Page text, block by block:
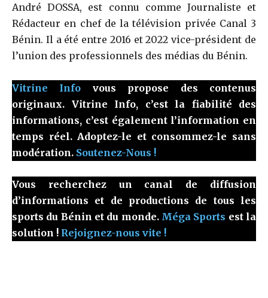
André DOSSA, est connu comme Journaliste et
Rédacteur en chef de la télévision privée Canal 3
Bénin. Il a été entre 2016 et 2022 vice-président de
l’union des professionnels des médias du Bénin.
Vitrine Info vous propose des contenus
originaux. Vitrine Info, c’est la fiabilité des
informations, c’est également l’information en
temps réel. Adoptez-le et consommez-le sans
modération. Soutenez-Nous !
Vous recherchez un canal de diffusion
d’informations et de productions de tous les
sports du Bénin et du monde. Méga Sports est la
solution ! Rejoignez-nous vite !